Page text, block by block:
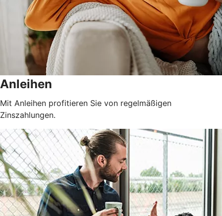
Anleihen
Mit Anleihen profitieren Sie von regelmäßigen
Zinszahlungen.